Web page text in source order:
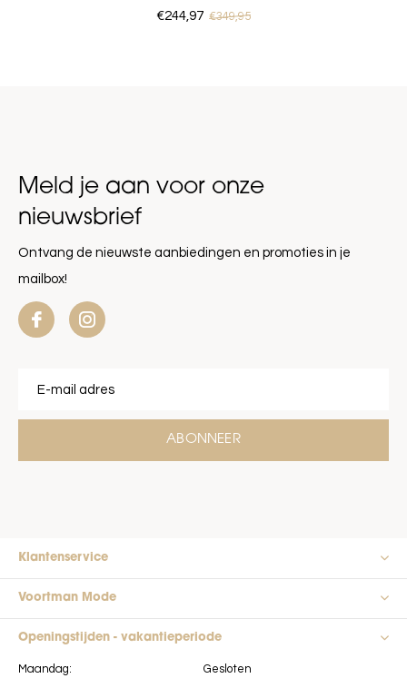
€244,97 €349,95
Meld je aan voor onze
nieuwsbrief
Ontvang de nieuwste aanbiedingen en promoties in je
mailbox!
ABONNEER
Klantenservice
Voortman Mode
Openingstijden - vakantieperiode
Maandag:
Gesloten